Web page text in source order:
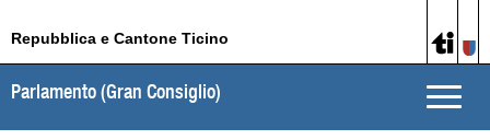
Repubblica e Cantone Ticino
Toggle
Parlamento (Gran Consiglio)